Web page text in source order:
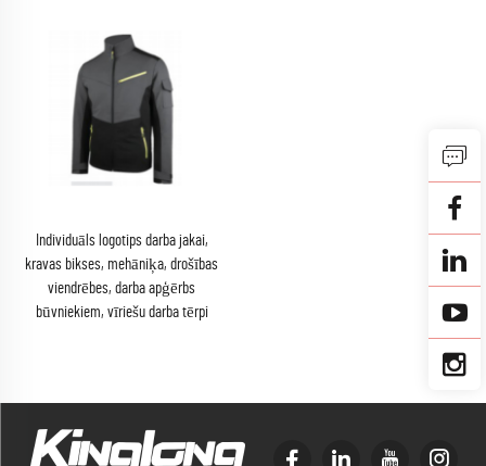
Individuāls logotips darba jakai,
kravas bikses, mehāniķa, drošības
viendrēbes, darba apģērbs
būvniekiem, vīriešu darba tērpi